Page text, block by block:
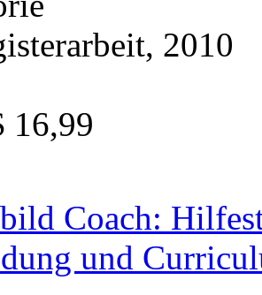
2010
16,99
Coach:
und